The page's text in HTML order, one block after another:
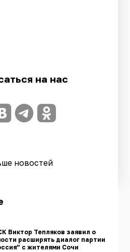
на нас
новостей
Виктор Тепляков заявил о
расширять диалог партии
с жителями Сочи